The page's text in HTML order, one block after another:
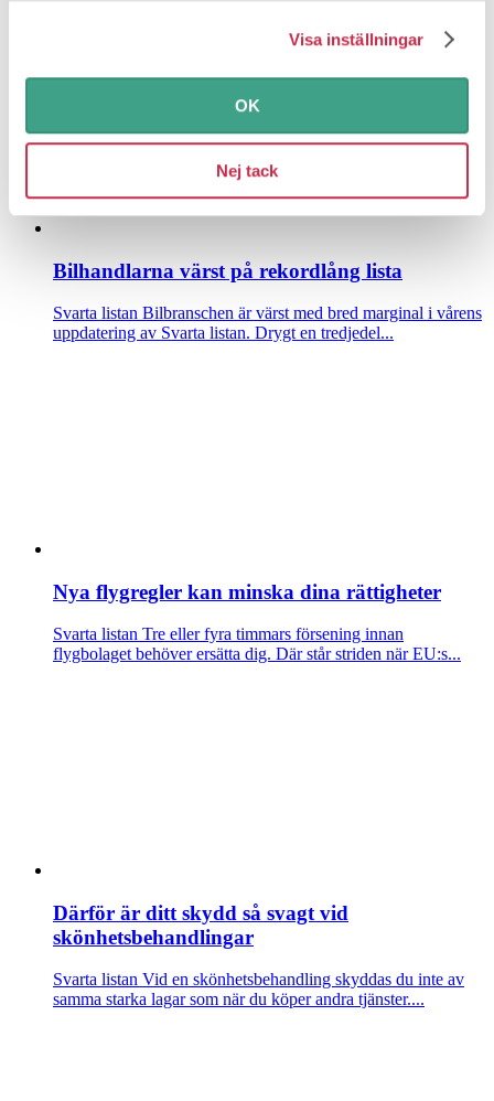
Visa inställningar
OK
Nej tack
Bilhandlarna värst på rekordlång lista
Svarta listan Bilbranschen är värst med bred marginal i vårens
uppdatering av Svarta listan. Drygt en tredjedel...
Nya flygregler kan minska dina rättigheter
Svarta listan Tre eller fyra timmars försening innan
flygbolaget behöver ersätta dig. Där står striden när EU:s...
Därför är ditt skydd så svagt vid
skönhetsbehandlingar
Svarta listan Vid en skönhetsbehandling skyddas du inte av
samma starka lagar som när du köper andra tjänster....